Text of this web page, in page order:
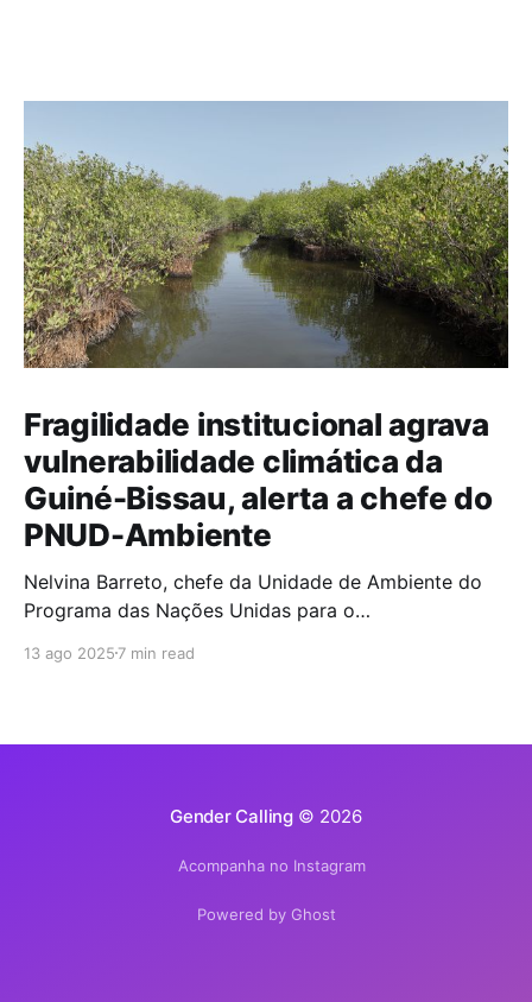
Fragilidade institucional agrava
vulnerabilidade climática da
Guiné-Bissau, alerta a chefe do
PNUD-Ambiente
Nelvina Barreto, chefe da Unidade de Ambiente do
Programa das Nações Unidas para o
a incapacidade do Estado em transformar
climática. A Guiné-Bissau é um dos países do mundo
13 ago 2025 7 min read
Gender Calling© 2026
Acompanha no Instagram
Powered by Ghost